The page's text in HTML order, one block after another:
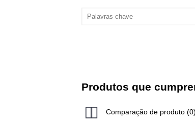
Produtos que
Comparação de produto (0)